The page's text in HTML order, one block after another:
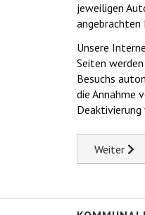
jeweiligen
angebrachten
Unsere
Seiten
Besuchs
die Annahme
Deaktivierung
Next
Weiter